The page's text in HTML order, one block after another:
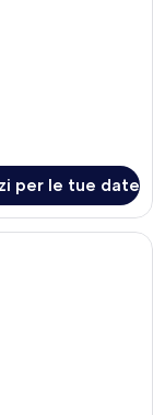
per le tue date
con due letti, un